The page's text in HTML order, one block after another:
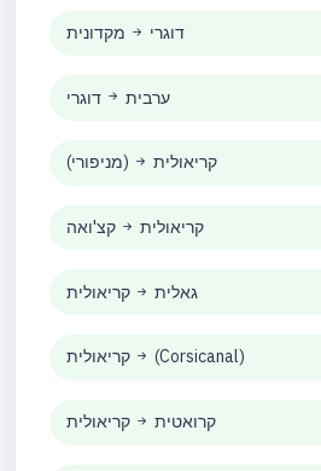
דוגרי מקדונית
ערבית דוגרי
(מניפורי) קריאולית
קריאולית קצ'ואה
גאלית קריאולית
קריאולית (Corsicanal)
קרואטית קריאולית